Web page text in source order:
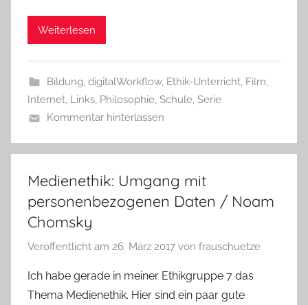
Weiterlesen
Bildung, digitalWorkflow, Ethik-Unterricht, Film,
Internet, Links, Philosophie, Schule, Serie
Kommentar hinterlassen
Medienethik: Umgang mit
personenbezogenen Daten / Noam
Chomsky
Veröffentlicht am 26. März 2017 von frauschuetze
Ich habe gerade in meiner Ethikgruppe 7 das
Thema Medienethik. Hier sind ein paar gute